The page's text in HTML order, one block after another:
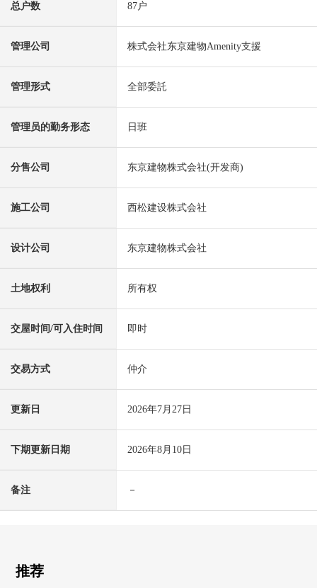
总户数 87户
管理公司 株式会社东京建物Amenity支援
管理形式 全部委託
管理员的勤务形态 日班
分售公司 东京建物株式会社(开发商)
施工公司 西松建设株式会社
设计公司 东京建物株式会社
土地权利 所有权
交屋时间/可入住时间 即时
交易方式 仲介
更新日 2026年7月27日
下期更新日期 2026年8月10日
备注 －
推荐